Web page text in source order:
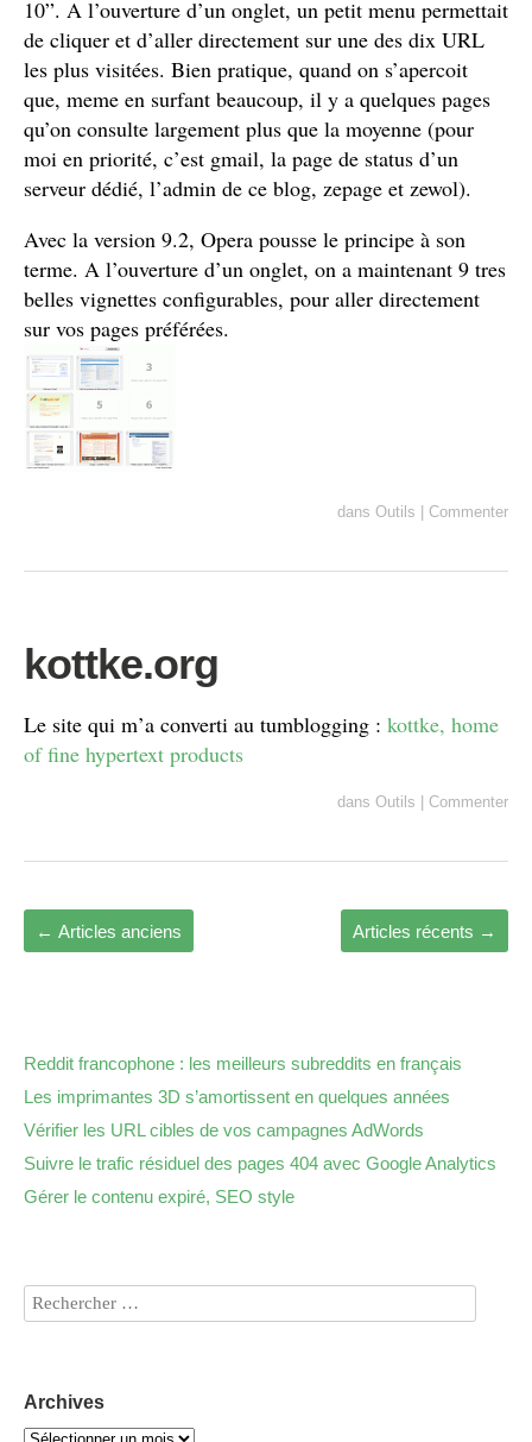
10”. A l’ouverture d’un onglet, un petit menu permettait
de cliquer et d’aller directement sur une des dix URL
les plus visitées. Bien pratique, quand on s’apercoit
que, meme en surfant beaucoup, il y a quelques pages
qu’on consulte largement plus que la moyenne (pour
moi en priorité, c’est gmail, la page de status d’un
serveur dédié, l’admin de ce blog, zepage et zewol).
Avec la version 9.2, Opera pousse le principe à son
terme. A l’ouverture d’un onglet, on a maintenant 9 tres
belles vignettes configurables, pour aller directement
sur vos pages préférées.
dans Outils Commenter
kottke.org
Le site qui m’a converti au tumblogging : kottke, home
of fine hypertext products
dans Outils Commenter
← Articles anciens Articles récents →
Reddit francophone : les meilleurs subreddits en français
Les imprimantes 3D s’amortissent en quelques années
Vérifier les URL cibles de vos campagnes AdWords
Suivre le trafic résiduel des pages 404 avec Google Analytics
Gérer le contenu expiré, SEO style
Archives